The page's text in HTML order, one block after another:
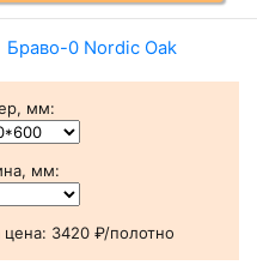
Браво-0 Nordic Oak
мм:
мм:
3420 ₽/полотно